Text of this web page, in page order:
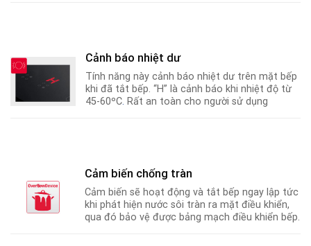
Cảnh báo nhiệt dư
Tính năng này cảnh báo nhiệt dư trên mặt bếp
khi đã tắt bếp. “H” là cảnh báo khi nhiệt độ từ
45-60ºC. Rất an toàn cho người sử dụng
Cảm biến chống tràn
Cảm biến sẽ hoạt động và tắt bếp ngay lập tức
khi phát hiện nước sôi tràn ra mặt điều khiển,
qua đó bảo vệ được bảng mạch điều khiển bếp.